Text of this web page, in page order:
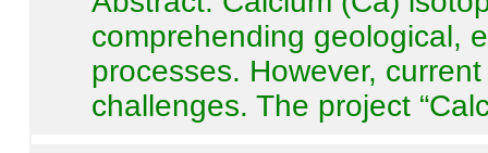
comprehending geological,
processes. However,
challenges. The project